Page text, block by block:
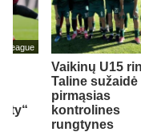
League
Vaikinų U15
Taline sužaidė
pirmąsias
kontrolines
rungtynes